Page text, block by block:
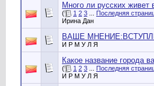
Много ли русских живет
( 1 2 3 Последняя
Ирина Дан
ВАШЕ
И Р М У Л Я
Какое название города
( 1 2 3 Последняя
И Р М У Л Я